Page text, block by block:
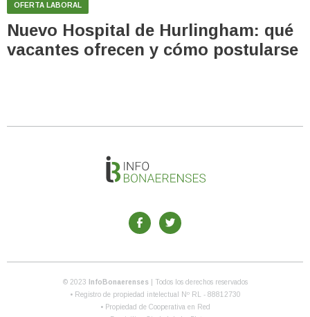
OFERTA LABORAL
Nuevo Hospital de Hurlingham: qué
vacantes ofrecen y cómo postularse
© 2023 InfoBonaerenses
| Todos los derechos reservados
• Registro de propiedad intelectual Nº RL - 88812730
• Propiedad de Cooperativa en Red